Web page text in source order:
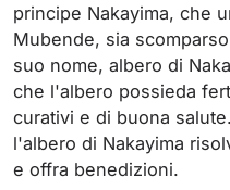
principe Nakayima, che
Mubende, sia
suo nome, albero di
che l'albero possieda
curativi e di buona
l'albero di Nakayima
e offra benedizioni.